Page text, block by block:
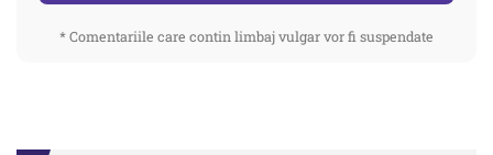
* Comentariile care contin limbaj vulgar vor fi suspendate